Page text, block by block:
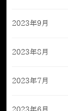
2023年9月
2023年8月
2023年7月